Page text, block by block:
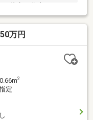
南角地で陽当り・通
お電話が苦手な方で
案いたします】ネッ
のポイント」を現地
じられる安心と納得
レンダー」より、簡
万円
2
定